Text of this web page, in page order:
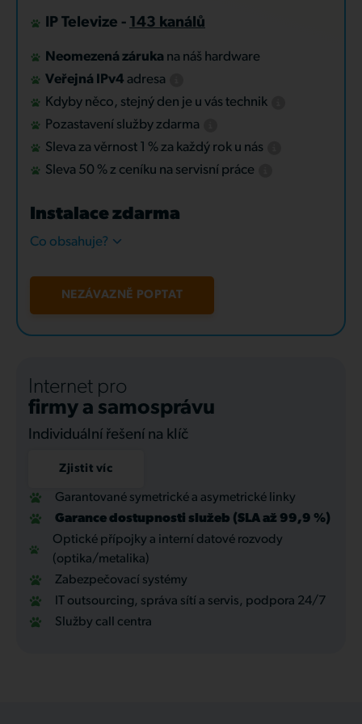
IP Televize - 143 kanálů
Neomezená záruka na náš hardware
Veřejná IPv4 adresa
Kdyby něco, stejný den je u vás technik
Pozastavení služby zdarma
Sleva za věrnost 1 % za každý rok u nás
Sleva 50 % z ceníku na servisní práce
Instalace zdarma
Co obsahuje?
NEZÁVAZNĚ POPTAT
Internet pro
firmy a samosprávu
Individuální řešení na klíč
Zjistit víc
Garantované symetrické a asymetrické linky
Garance dostupnosti služeb (SLA až 99,9 %)
Optické přípojky a interní datové rozvody
(optika/metalika)
Zabezpečovací systémy
IT outsourcing, správa sítí a servis, podpora 24/7
Služby call centra